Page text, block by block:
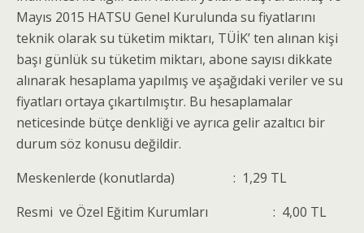
Mayıs 2015 HATSU Genel Kurulunda su fiyatlarını
teknik olarak su tüketim miktarı, TÜİK’ ten alınan kişi
başı günlük su tüketim miktarı, abone sayısı dikkate
alınarak hesaplama yapılmış ve aşağıdaki veriler ve su
fiyatları ortaya çıkartılmıştır. Bu hesaplamalar
neticesinde bütçe denkliği ve ayrıca gelir azaltıcı bir
durum söz konusu değildir.
Meskenlerde (konutlarda) : 1,29 TL
Resmi ve Özel Eğitim Kurumları : 4,00 TL